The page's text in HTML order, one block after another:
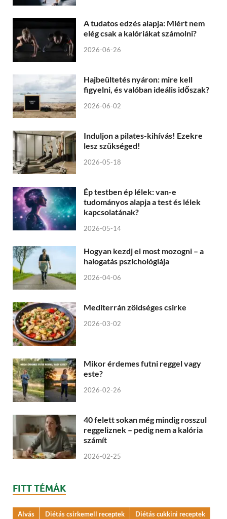
A tudatos edzés alapja: Miért nem
elég csak a kalóriákat számolni?
2026-06-26
Hajbeültetés nyáron: mire kell
figyelni, és valóban ideális időszak?
2026-06-02
Induljon a pilates-kihívás! Ezekre
lesz szükséged!
2026-05-18
Ép testben ép lélek: van-e
tudományos alapja a test és lélek
kapcsolatának?
2026-05-14
Hogyan kezdj el most mozogni – a
halogatás pszichológiája
2026-04-06
Mediterrán zöldséges csirke
2026-03-02
Mikor érdemes futni reggel vagy
este?
2026-02-26
40 felett sokan még mindig rosszul
reggeliznek – pedig nem a kalória
számít
2026-02-25
FITT TÉMÁK
Alvás Diétás csirkemell receptek
Diétás cukkini receptek